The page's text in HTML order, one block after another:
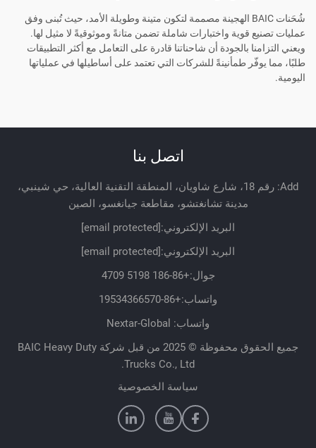
شُحَنات BAIC الهجينة مصممة لتكون متينة وطويلة الأمد، حيث تُبنى وفق
عمليات تصنيع قوية واختبارات شاملة تضمن متانةً وموثوقيةً لا مثيل لها.
ويعني التزامنا بالجودة أن شاحناتنا قادرة على التعامل مع أكثر التطبيقات
طلبًا، مما يوفّر طمأنينةً للشركات التي تعتمد على أساطيلها في عملياتها
اليومية.
اتصل بنا
Add: رقم 18، شارع شاويان، المنطقة التقنية العالية، حي شينبي،
مدينة تشانغتشو، مقاطعة جيانغسو، الصين
البريد الإلكتروني:[email protected]
البريد الإلكتروني:[email protected]
جوال:+86-186 5198 4709
واتساب:+86-19534366570
واتساب: Nextar-Global
جميع الحقوق محفوظة © 2025 من قبل شركة BAIC Heavy Duty
Trucks Co., Ltd.
سياسة الخصوصية